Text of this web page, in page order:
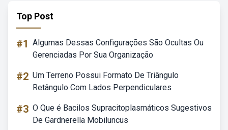
Top Post
#1 Algumas Dessas Configurações São Ocultas Ou
Gerenciadas Por Sua Organização
#2 Um Terreno Possui Formato De Triângulo
Retângulo Com Lados Perpendiculares
#3 O Que é Bacilos Supracitoplasmáticos Sugestivos
De Gardnerella Mobiluncus